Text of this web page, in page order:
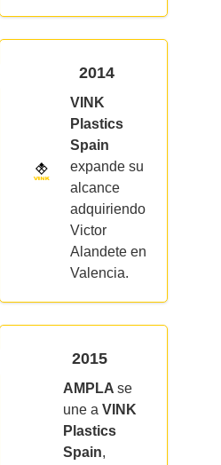
2014
VINK
Plastics
Spain
expande su
alcance
adquiriendo
Victor
Alandete en
Valencia.
2015
AMPLA se
une a VINK
Plastics
Spain,